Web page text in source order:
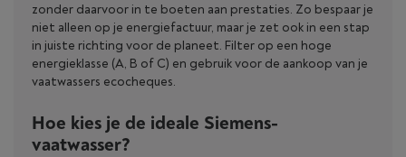
zonder daarvoor in te boeten aan prestaties. Zo bespaar je
niet alleen op je energiefactuur, maar je zet ook in een stap
in juiste richting voor de planeet. Filter op een hoge
energieklasse (A, B of C) en gebruik voor de aankoop van je
vaatwassers ecocheques.
Hoe kies je de ideale Siemens-
vaatwasser?